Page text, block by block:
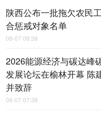
陕西公布一批拖欠农民
合惩戒对象名单
08-07 08:38
2026能源经济与碳达峰
发展论坛在榆林开幕 陈
并致辞
08-07 07:38